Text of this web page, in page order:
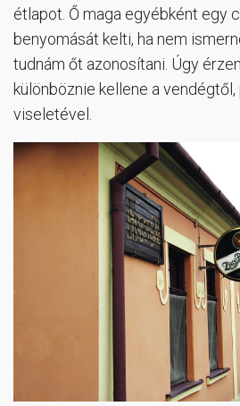
étlapot. Ő maga egyébként egy
benyomását kelti, ha nem
tudnám őt azonosítani. Úgy
különböznie kellene a
viseletével.